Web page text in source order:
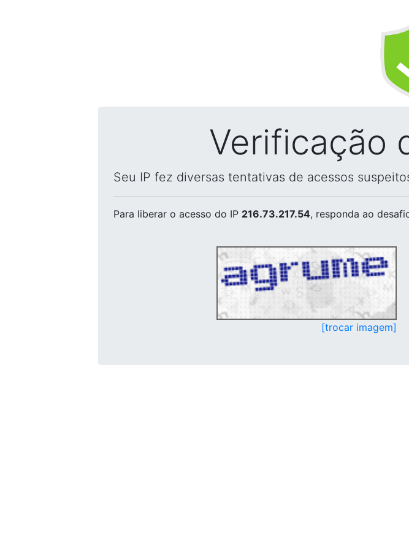
Verificação
Seu IP fez diversas tentativas de acessos
Para liberar o acesso do IP 216.73.217.54, responda ao
[trocar imagem]